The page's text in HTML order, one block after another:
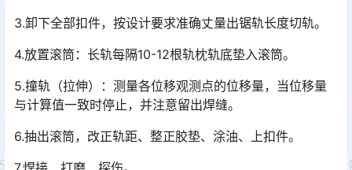
3.卸下全部扣件，按设计要求准确丈量出锯轨长度切轨。
4.放置滚筒：长轨每隔10-12根轨枕轨底垫入滚筒。
5.撞轨（拉伸）：测量各位移观测点的位移量，当位移量
与计算值一致时停止，并注意留出焊缝。
6.抽出滚筒，改正轨距、整正胶垫、涂油、上扣件。